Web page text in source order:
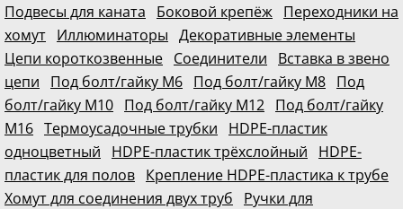
Подвесы для каната
Боковой крепёж Переходники на
хомут Иллюминаторы Декоративные элементы
Цепи короткозвенные Соединители
Вставка в звено
цепи
Под болт/гайку М6 Под болт/гайку М8 Под
болт/гайку М10 Под болт/гайку М12 Под болт/гайку
М16 Термоусадочные трубки
HDPE-пластик
одноцветный
HDPE-пластик трёхслойный
HDPE-
пластик для полов Крепление HDPE-пластика к трубе
Хомут для соединения двух труб
Ручки для